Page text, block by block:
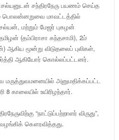
சந்திரநேரு பயணம் செய்த
மாவட்டத்தில்
மற்றும் மேஜர் புகழன்
(தம்பிராசா கந்தசாமி), 2ம்
ஆகிய மூன்று விடுதலைப் புலிகள்,
ஆகியோர் கொல்லப்பட்டனர்.
அனுமதிக்கப்பட்ட
8 காலையில் உயிரிழந்தார்.
“நாட்டுப்பற்றாளர் விருது”,
வழங்கிக் கௌரவித்தது.